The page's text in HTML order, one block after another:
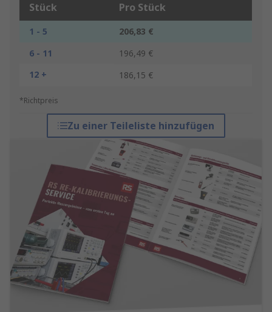
Stück Pro Stück
1 - 5
206,83 €
6 - 11
196,49 €
12 +
186,15 €
*Richtpreis
Zu einer Teileliste hinzufügen